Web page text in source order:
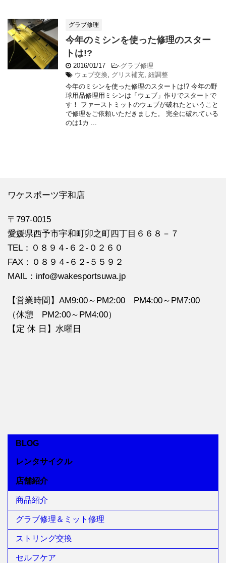
グラブ修理
今年のミシンを使った修理のスター
トは!?
2016/01/17 -グラブ修理
ウェブ交換, グリス補充, 紐調整
今年のミシンを使った修理のスタートは!? 今年の野
球用品修理用ミシンは「ウェブ」作りでスタートで
す！ ファーストミットのウェブが破れたということ
で修理をご依頼いただきました。 完全に破れている
のは1カ ...
ワケスポーツ宇和店
〒797-0015
愛媛県西予市宇和町卯之町四丁目６６８－７
TEL：０８９４‐６２‐０２６０
FAX：０８９４‐６２‐５５９２
MAIL：info@wakesportsuwa.jp
【営業時間】AM9:00～PM2:00 PM4:00～PM7:00
（休憩 PM2:00～PM4:00）
【定 休 日】水曜日
BLOG
レンタサイクル
店舗紹介
商品紹介
グラブ修理＆ミット修理
ストリング交換
セルフケア